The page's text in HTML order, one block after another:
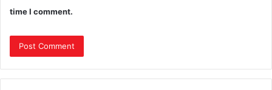
time I comment.